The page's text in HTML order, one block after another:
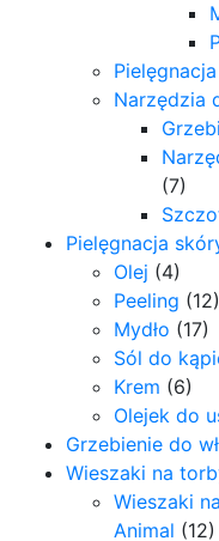
Narzędzia
(7)
Pielęgnacja
Olej (4)
Peeling (12)
Mydło (17)
Sól do
Krem (6)
Olejek do
Grzebienie do
Wieszaki na
Wieszaki
Animal (12)